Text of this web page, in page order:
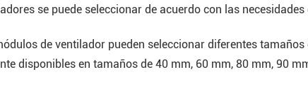
se puede seleccionar de acuerdo con las necesidades
de ventilador pueden seleccionar diferentes
disponibles en tamaños de 40 mm, 60 mm, 80 mm, 90